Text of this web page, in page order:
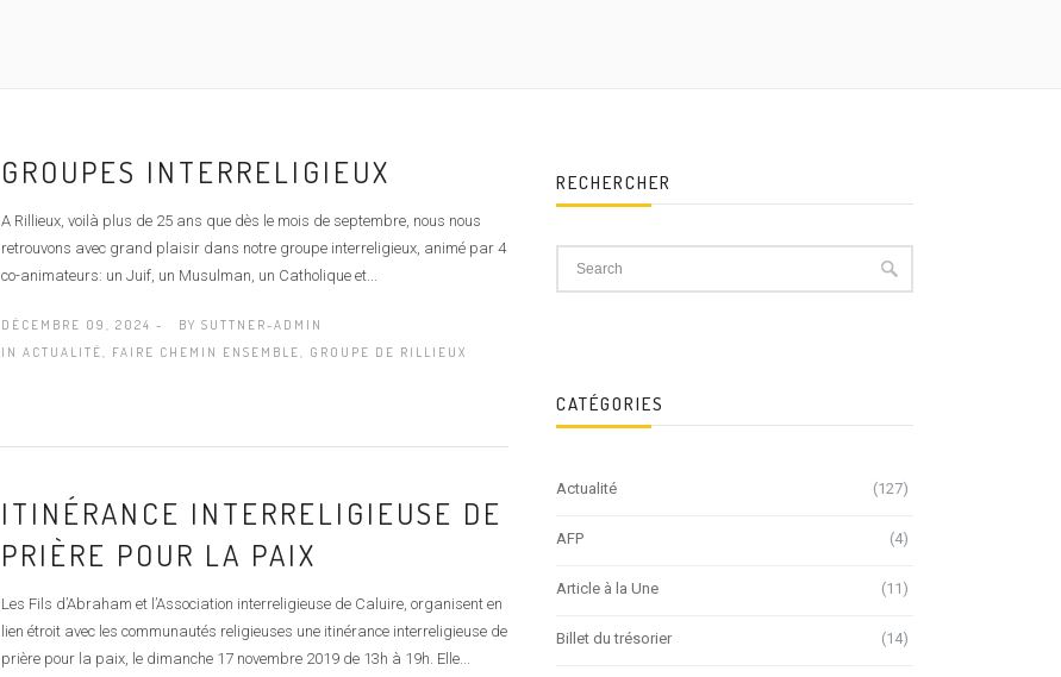
GROUPES INTERRELIGIEUX
A Rillieux, voilà plus de 25 ans que dès le mois de septembre, nous nous
retrouvons avec grand plaisir dans notre groupe interreligieux, animé par 4
co-animateurs: un Juif, un Musulman, un Catholique et...
DÉCEMBRE 09, 2024 - BY SUTTNER-ADMIN
IN ACTUALITÉ FAIRE CHEMIN ENSEMBLE GROUPE DE RILLIEUX
ITINÉRANCE INTERRELIGIEUSE DE
PRIÈRE POUR LA PAIX
Les Fils d’Abraham et l’Association interreligieuse de Caluire, organisent en
lien étroit avec les communautés religieuses une itinérance interreligieuse de
prière pour la paix, le dimanche 17 novembre 2019 de 13h à 19h. Elle...
RECHERCHER
CATÉGORIES
Actualité (127)
AFP (4)
Article à la Une (11)
Billet du trésorier (14)